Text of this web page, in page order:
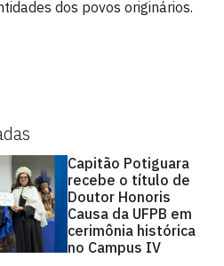
Capitão Potiguara
recebe o título de
Doutor Honoris
Causa da UFPB em
cerimônia histórica
no Campus IV
dos povos originários.